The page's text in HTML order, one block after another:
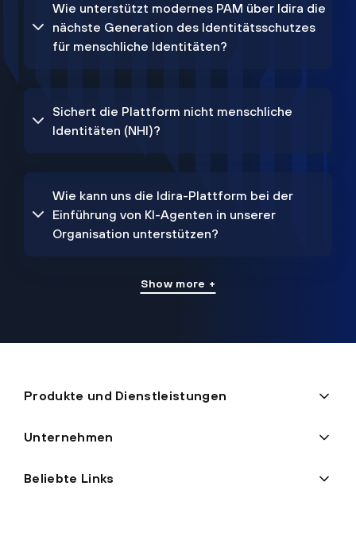
Wie unterstützt modernes PAM über Idira die
nächste Generation des Identitätsschutzes
für menschliche Identitäten?
Sichert die Plattform nicht menschliche
Identitäten (NHI)?
Wie kann uns die Idira-Plattform bei der
Einführung von KI-Agenten in unserer
Organisation unterstützen?
Show more +
Produkte und Dienstleistungen
Unternehmen
Beliebte Links